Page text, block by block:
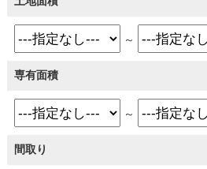
～
専有面積
～
間取り